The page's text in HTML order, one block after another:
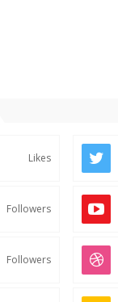
Likes
Followers
Followers